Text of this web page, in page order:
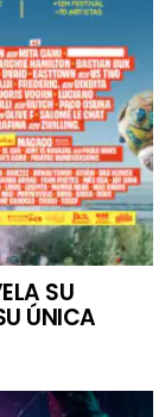
SU
ÚNICA